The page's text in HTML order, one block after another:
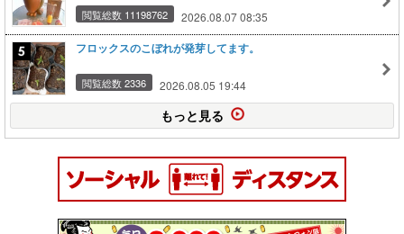
閲覧総数 11198762 2026.08.07 08:35
フロックスのこぼれが発芽してます。
閲覧総数 2336 2026.08.05 19:44
もっと見る